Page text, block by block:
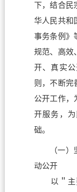
下，结合民
华人民共和
事务条例》
规范、高效
开、真实
则，不断完
公开工作，
开服务，
础。
（一
动公开
以＂主要